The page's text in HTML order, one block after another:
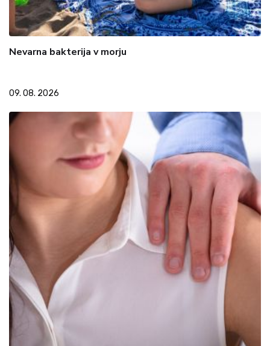
Nevarna bakterija v morju
09. 08. 2026